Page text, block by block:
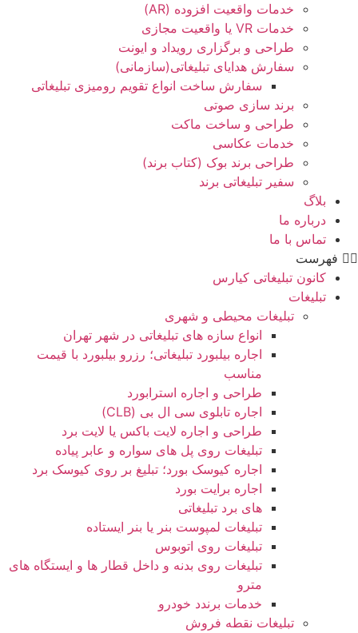
خدمات واقعیت افزوده (AR)
خدمات VR یا واقعیت مجازی
طراحی و برگزاری رویداد و ایونت
سفارش هدایای تبلیغاتی(سازمانی)
سفارش ساخت انواع تقویم رومیزی تبلیغاتی
برند سازی صوتی
طراحی و ساخت ماکت
خدمات عکاسی
طراحی برند بوک (کتاب برند)
سفیر تبلیغاتی برند
بلاگ
درباره ما
تماس با ما
فهرست
کانون تبلیغاتی کیارس
تبلیغات
تبلیغات محیطی و شهری
انواع سازه‌ های تبلیغاتی در شهر تهران
اجاره بیلبورد تبلیغاتی؛ رزرو بیلبورد با قیمت
مناسب
طراحی و اجاره استرابورد
اجاره تابلوی سی ال بی (CLB)
طراحی و اجاره لایت باکس یا لایت برد
تبلیغات روی پل های سواره و عابر پیاده
اجاره کیوسک بورد؛ تبلیغ بر روی کیوسک برد
اجاره برایت بورد
های برد تبلیغاتی
تبلیغات لمپوست بنر یا بنر ایستاده
تبلیغات روی اتوبوس
تبلیغات روی بدنه و داخل قطار ها و ایستگاه های
مترو
خدمات برندد خودرو
تبلیغات نقطه فروش